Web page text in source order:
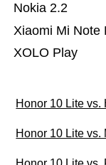
XOLO Play
Xiaomi Mi Note
Nokia 2.2
Honor 10 Lite vs.
Honor 10 Lite vs.